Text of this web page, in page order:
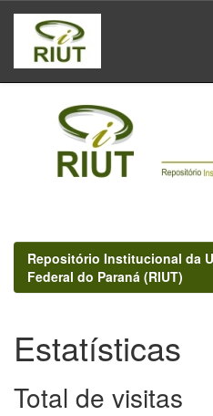
Skip
navigation
Repositório Institucional da
Federal do Paraná (RIUT)
Estatísticas
Total de visitas